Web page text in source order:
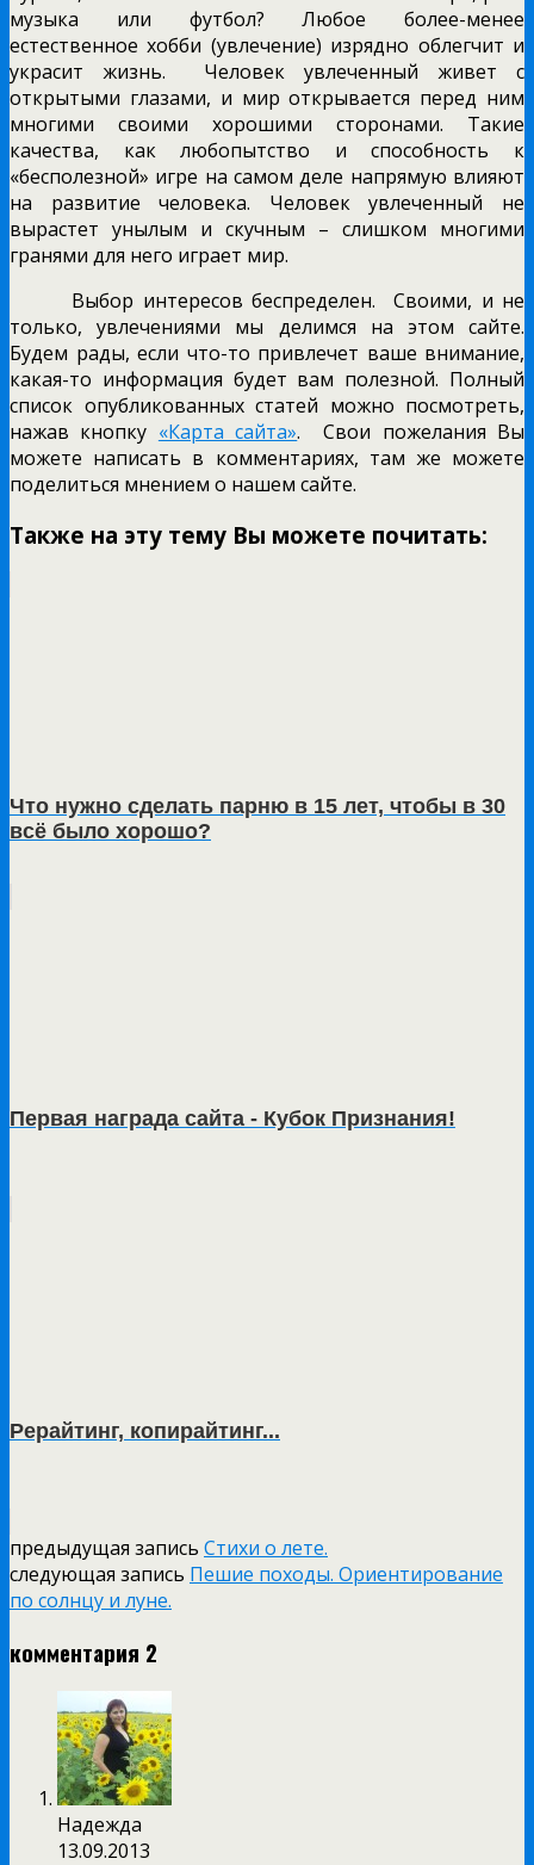
музыка или футбол? Любое более-менее
естественное хобби (увлечение) изрядно облегчит и
украсит жизнь. Человек увлеченный живет с
открытыми глазами, и мир открывается перед ним
многими своими хорошими сторонами. Такие
качества, как любопытство и способность к
«бесполезной» игре на самом деле напрямую влияют
на развитие человека. Человек увлеченный не
вырастет унылым и скучным – слишком многими
гранями для него играет мир.
Выбор интересов беспределен. Своими, и не
только, увлечениями мы делимся на этом сайте.
Будем рады, если что-то привлечет ваше внимание,
какая-то информация будет вам полезной. Полный
список опубликованных статей можно посмотреть,
нажав кнопку «Карта сайта». Свои пожелания Вы
можете написать в комментариях, там же можете
поделиться мнением о нашем сайте.
Также на эту тему Вы можете почитать:
Что нужно сделать парню в 15 лет, чтобы в 30
всё было хорошо?
Первая награда сайта - Кубок Признания!
Рерайтинг, копирайтинг...
предыдущая запись Стихи о лете.
следующая запись Пешие походы. Ориентирование
по солнцу и луне.
комментария 2
Надежда
13.09.2013